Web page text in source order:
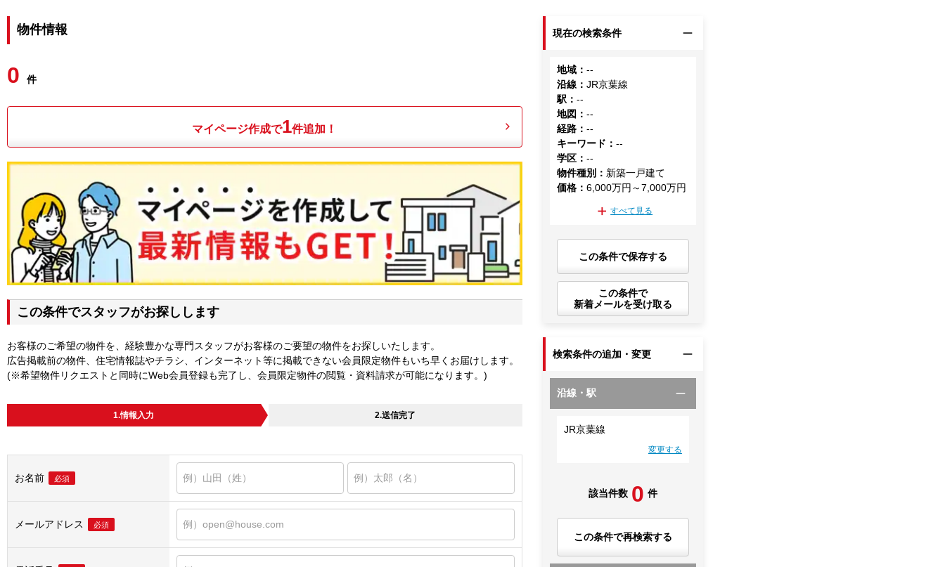
物件情報
0 件
マイページ作成で1件追加！
この条件でスタッフがお探しします
お客様のご希望の物件を、経験豊かな専門スタッフがお客様のご要望の物件をお探しいたします。
広告掲載前の物件、住宅情報誌やチラシ、インターネット等に掲載できない会員限定物件もいち早くお届けします。
(※希望物件リクエストと同時にWeb会員登録も完了し、会員限定物件の閲覧・資料請求が可能になります。)
1.情報入力 2.送信完了
お名前 必須
メールアドレス 必須
現在の検索条件
地域 ：--
沿線 ：JR京葉線
駅 ：--
地図 ：--
経路 ：--
キーワード ：--
学区 ：--
物件種別 ： 新築一戸建て
価格 ：6,000万円～7,000万円
すべて見る
この条件で保存する
この条件で
新着メールを受け取る
検索条件の追加・変更
沿線・駅
JR京葉線
変更する
該当件数 0 件
この条件で再検索する